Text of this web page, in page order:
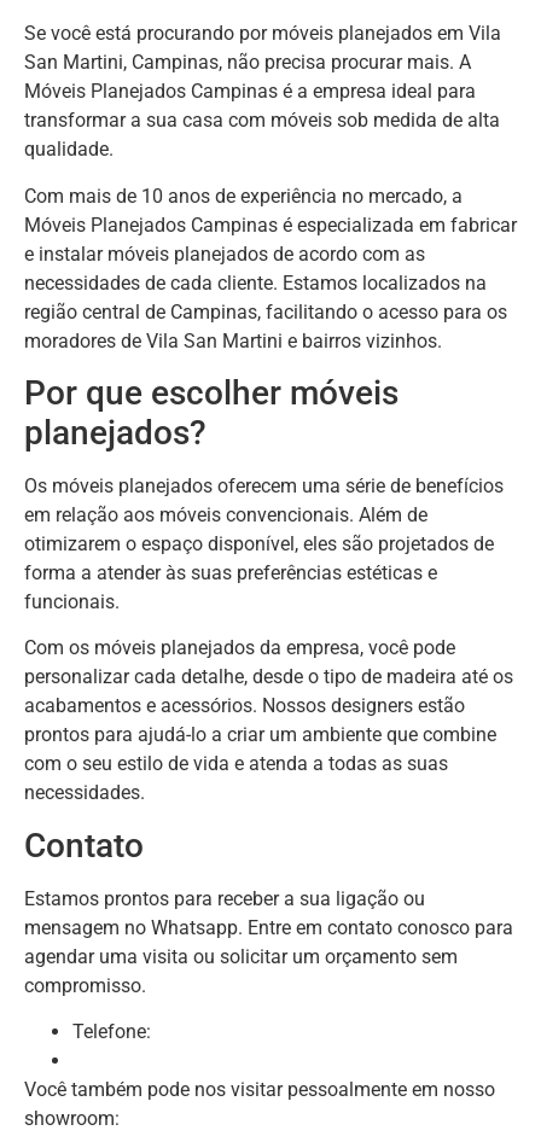
Se você está procurando por móveis planejados em Vila
San Martini, Campinas, não precisa procurar mais. A
Móveis Planejados Campinas é a empresa ideal para
transformar a sua casa com móveis sob medida de alta
qualidade.
Com mais de 10 anos de experiência no mercado, a
Móveis Planejados Campinas é especializada em fabricar
e instalar móveis planejados de acordo com as
necessidades de cada cliente. Estamos localizados na
região central de Campinas, facilitando o acesso para os
moradores de Vila San Martini e bairros vizinhos.
Por que escolher móveis
planejados?
Os móveis planejados oferecem uma série de benefícios
em relação aos móveis convencionais. Além de
otimizarem o espaço disponível, eles são projetados de
forma a atender às suas preferências estéticas e
funcionais.
Com os móveis planejados da empresa, você pode
personalizar cada detalhe, desde o tipo de madeira até os
acabamentos e acessórios. Nossos designers estão
prontos para ajudá-lo a criar um ambiente que combine
com o seu estilo de vida e atenda a todas as suas
necessidades.
Contato
Estamos prontos para receber a sua ligação ou
mensagem no Whatsapp. Entre em contato conosco para
agendar uma visita ou solicitar um orçamento sem
compromisso.
Telefone:
Você também pode nos visitar pessoalmente em nosso
showroom: